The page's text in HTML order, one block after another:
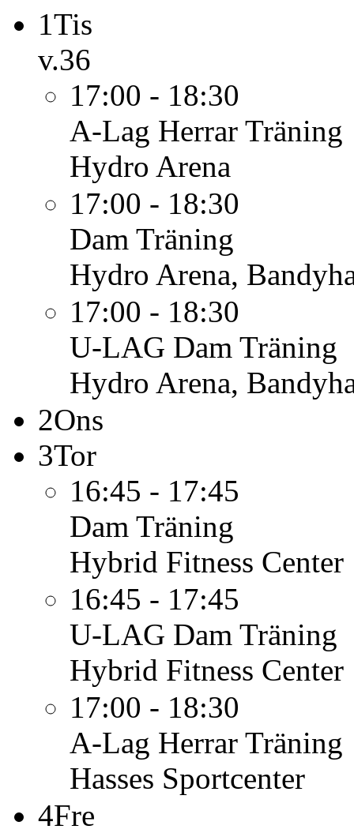
1Tis
v.36
17:00 - 18:30
A-Lag Herrar Träning
Hydro Arena
17:00 - 18:30
Dam Träning
Hydro Arena,
17:00 - 18:30
U-LAG Dam Träning
Hydro Arena,
2Ons
3Tor
16:45 - 17:45
Dam Träning
Hybrid Fitness Center
16:45 - 17:45
U-LAG Dam Träning
Hybrid Fitness Center
17:00 - 18:30
A-Lag Herrar Träning
Hasses Sportcenter
4Fre